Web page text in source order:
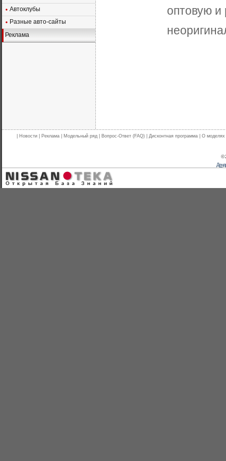
Автоклубы
Разные авто-сайты
Реклама
оптовую и
Новости Реклама Модельный ряд Вопрос-Ответ (FAQ) Дисконтная программа О моделях
©